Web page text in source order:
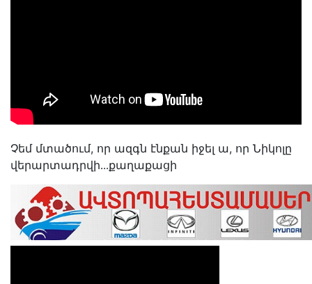
Չեմ մտածում, որ ազգն էնքան իջել ա, որ Նիկոլը
վերարտադրվի․․․քաղաքացի